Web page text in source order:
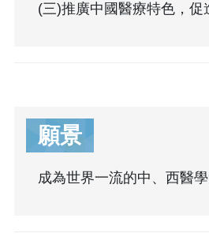
(三)推廣中國醫療特色，促
願景
成為世界一流的中、西醫